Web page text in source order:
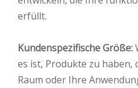
erfüllt.
Kundenspezifische Größe:
es ist, Produkte zu
Raum oder Ihre